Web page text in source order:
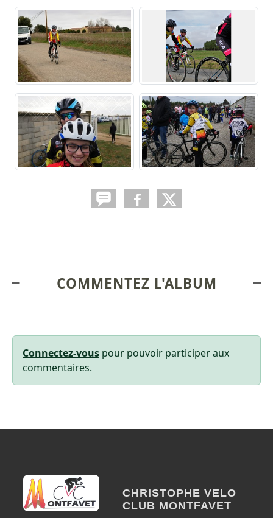
COMMENTEZ L'ALBUM
Connectez-vous pour pouvoir participer aux
commentaires.
CHRISTOPHE VELO
CLUB MONTFAVET